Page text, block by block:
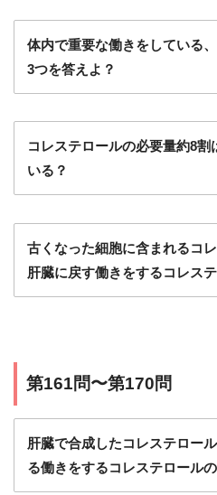
体内で重要な働きをしている
3つを答えよ？
コレステロールの必要量約8割
いる？
古くなった細胞に含まれるコ
肝臓に戻す働きをするコレス
第161問〜第170問
肝臓で合成したコレステロー
る働きをするコレステロール